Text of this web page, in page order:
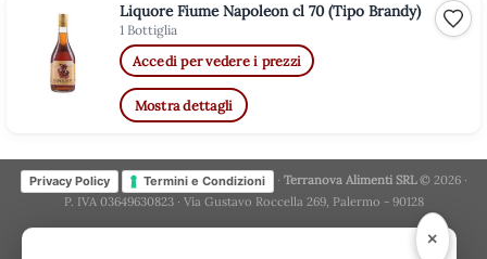
Liquore Fiume Napoleon cl 70 (Tipo Brandy)
1 Bottiglia
Accedi per vedere i prezzi
Mostra dettagli
Privacy Policy Termini e Condizioni · Terranova Alimenti SRL© 2026 ·
P. IVA 03649630823 · Via Gustavo Roccella 269, Palermo - 90128
×